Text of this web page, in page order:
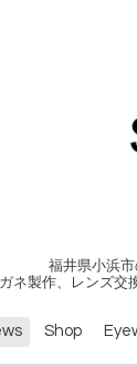
福井県小浜
ネ製作、レンズ交
Shop